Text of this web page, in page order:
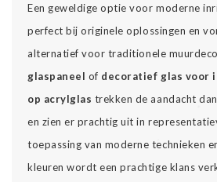
Een geweldige optie voor moderne
perfect bij originele oplossingen en
alternatief voor traditionele
glaspaneel of decoratief glas voor
op acrylglas trekken de aandacht
en zien er prachtig uit in
toepassing van moderne technieken
kleuren wordt een prachtige klans